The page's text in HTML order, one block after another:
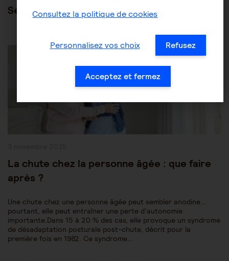
Ses articles
Category:
Être accompagné au quotidien Maintien à domicile
La chute chez la personne âgée : que faire
après ?
Une chute chez une personne âgée peut sembler anodine…
pourtant, elle peut entraîner une perte d’autonomie
importante.Dans 15 à 20 % des cas, elle provoque un syndrome
de désadaptation posturale post-chute, décrit pour la
première fois en 1982. Ce syndrome…
Consultez la politique de cookies
Personnalisez vos choix Refusez
Acceptez et fermez